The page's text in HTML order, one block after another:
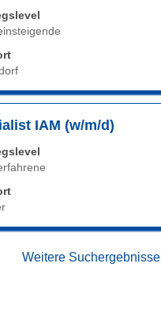
IAM (w/m/d)
Weitere Suchergebnisse